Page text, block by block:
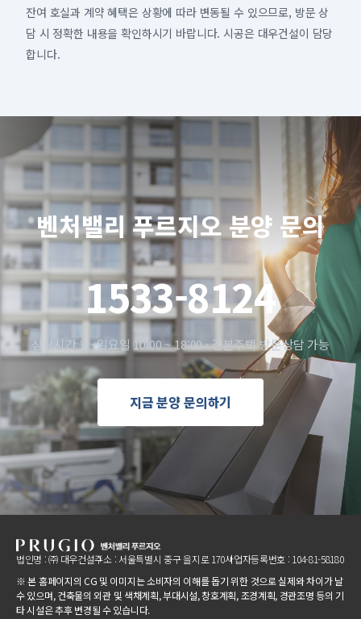
잔여 호실과 계약 혜택은 상황에 따라 변동될 수 있으므로, 방문 상
담 시 정확한 내용을 확인하시기 바랍니다. 시공은 대우건설이 담당
합니다.
벤처밸리 푸르지오 분양 문의
1533-8124
상담시간 월~일요일 10:00 ~ 18:00 · 견본주택 방문상담 가능
지금 분양 문의하기
법인명 : ㈜ 대우건설주소 : 서울특별시 중구 을지로 170사업자등록번호 : 104-81-58180
※ 본 홈페이지의 CG 및 이미지는 소비자의 이해를 돕기 위한 것으로 실제와 차이가 날
수 있으며,건축물의 외관 및 색채계획, 부대시설, 창호계획, 조경계획, 경관조명 등의 기
타 시설은 추후 변경될 수 있습니다.